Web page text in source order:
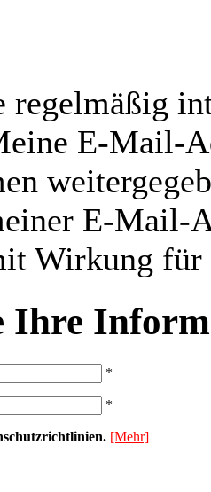
regelmäßig
E-Mail-
E-Mail-
Wirkung
Ihre
*
*
[Mehr]